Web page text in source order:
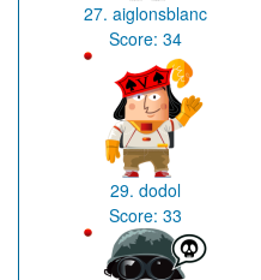
27. aiglonsblanc
Score:34
29. dodol
Score:33